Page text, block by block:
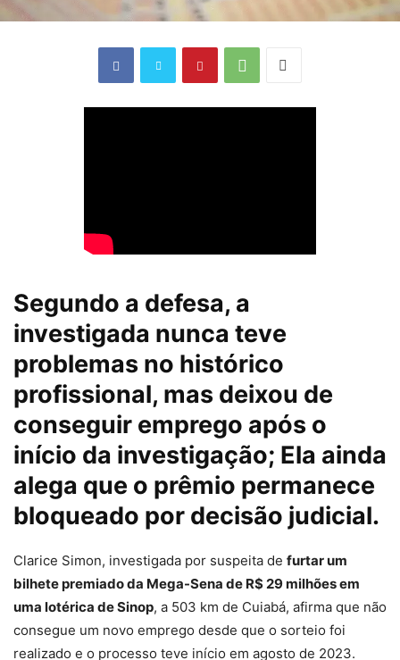
Segundo a defesa, a
investigada nunca teve
problemas no histórico
profissional, mas deixou de
conseguir emprego após o
início da investigação; Ela ainda
alega que o prêmio permanece
bloqueado por decisão judicial.
Clarice Simon, investigada por suspeita de furtar um
bilhete premiado da Mega-Sena de R$ 29 milhões em
uma lotérica de Sinop, a 503 km de Cuiabá, afirma que não
consegue um novo emprego desde que o sorteio foi
realizado e o processo teve início em agosto de 2023.